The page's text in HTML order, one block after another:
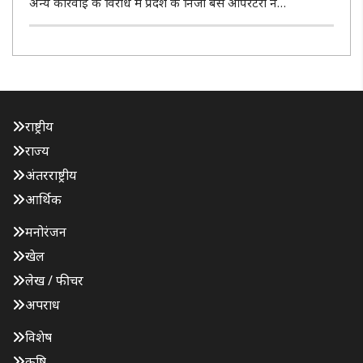
11.59 बजे से प्रदेशभर..
राष्ट्रीय
राज्य
अंतरराष्ट्रीय
आर्थिक
मनोरंजन
खेल
लेख / फीचर
अपराध
विशेष